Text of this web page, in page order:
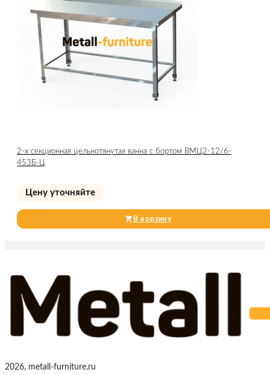
2-х секционная цельнотянутая ванна с бортом ВМЦ2-12/6-
453Б-Ц
Цену уточняйте
В корзину
2026, metall-furniture.ru